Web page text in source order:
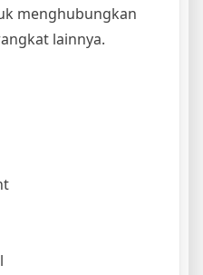
menghubungkan
lainnya.